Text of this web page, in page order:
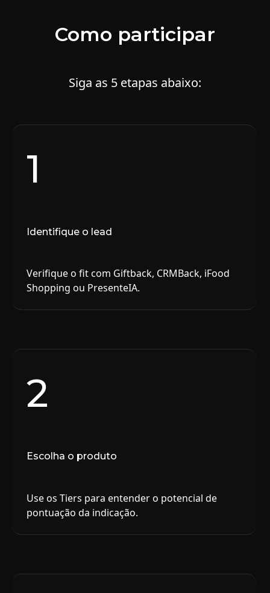
Como participar
Siga as 5 etapas abaixo:
1
Identifique o lead
Verifique o fit com Giftback, CRMBack, iFood
Shopping ou PresenteIA.
2
Escolha o produto
Use os Tiers para entender o potencial de
pontuação da indicação.